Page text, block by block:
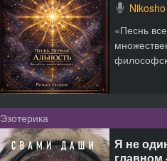
Nikosho
«Песнь
Эзотерика
Я не